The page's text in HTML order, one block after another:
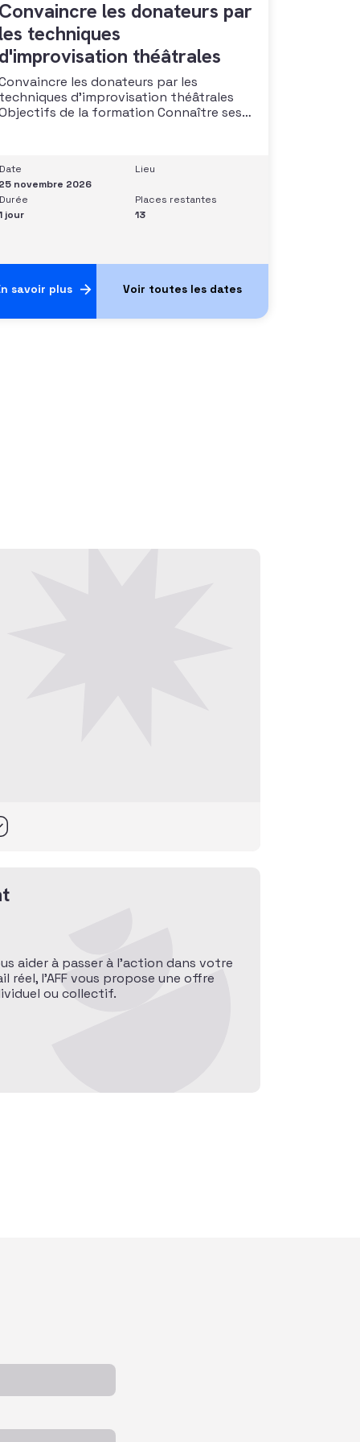
Convaincre les donateurs par
les techniques
d'improvisation théâtrales
les donateurs par les
techniques d’improvisation théâtrales
de la formation Connaître ses
degré de force de conviction et sur
quoi elle se fonde (mots, attitude, …),
est sa situation de
25 novembre 2026
Lieu
jour
Places restantes
13
savoir plus
aider à passer à l’action dans votre
l’AFF vous propose une offre
ou collectif.